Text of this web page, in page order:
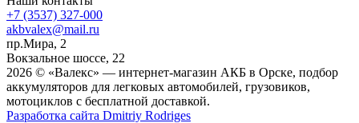
+7 (3537) 327-000
akbvalex@mail.ru
пр.Мира, 2
Вокзальное шоссе, 22
2026 © «Валекс» — интернет-магазин АКБ в Орске, подбор
аккумуляторов для легковых автомобилей, грузовиков,
мотоциклов с бесплатной доставкой.
Разработка сайта Dmitriy Rodriges